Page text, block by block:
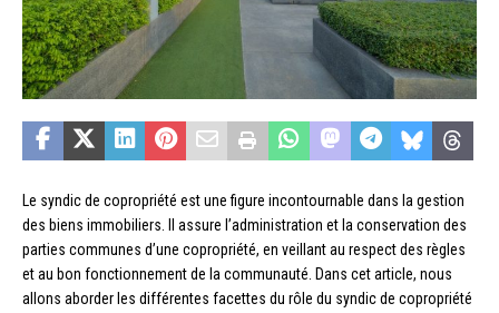
Le syndic de copropriété est une figure incontournable dans la gestion
des biens immobiliers. Il assure l’administration et la conservation des
parties communes d’une copropriété, en veillant au respect des règles
et au bon fonctionnement de la communauté. Dans cet article, nous
allons aborder les différentes facettes du rôle du syndic de copropriété